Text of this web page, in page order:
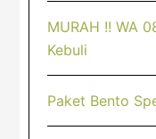
MURAH !! WA
Kebuli
Paket Bento